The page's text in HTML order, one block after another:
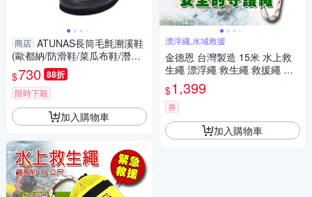
商店 ATUNAS長筒毛氈溯溪鞋
(歐都納/防滑鞋/菜瓜布鞋/潛水
鞋/涉水運動鞋/浮潛/衝浪/溪釣
玩水)
$730 88折
限時下殺
加入購物車
漂浮繩,水域救援
金德恩 台灣製造 15米 水上救
生繩 漂浮繩 救生繩 救援繩 浮
水繩 求生繩 拋繩器 水上救生繩
救生 救援
$1,399
券
加入購物車